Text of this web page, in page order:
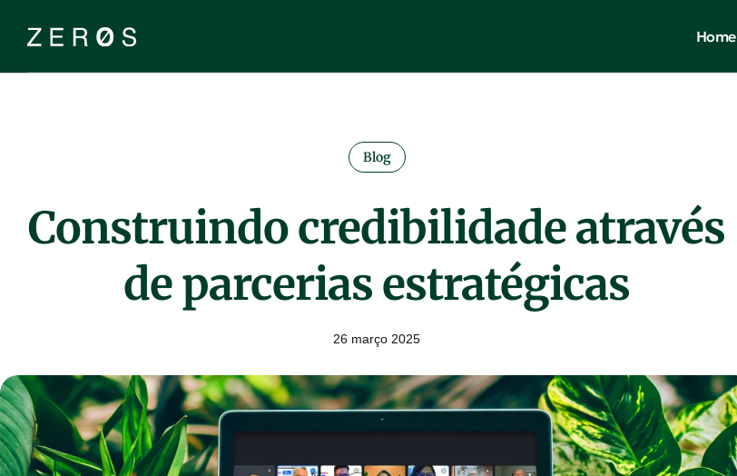
Home
Blog
Construindo credibilidade através
de parcerias estratégicas
26 março 2025